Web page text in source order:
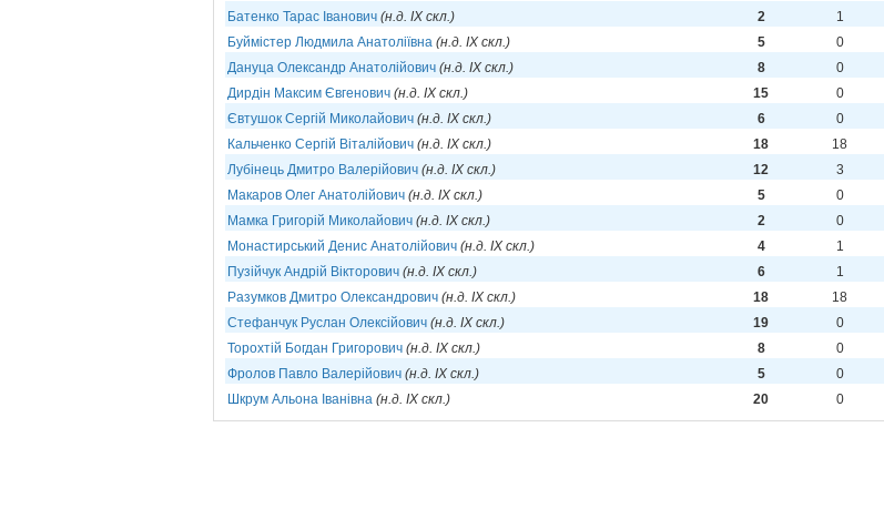
Батенко Тарас Іванович (н.д. IX скл.) 2 1
Буймістер Людмила Анатоліївна (н.д. IX скл.) 5 0
Дануца Олександр Анатолійович (н.д. IX скл.) 8 0
Дирдін Максим Євгенович (н.д. IX скл.) 15 0
Євтушок Сергій Миколайович (н.д. IX скл.) 6 0
Кальченко Сергій Віталійович (н.д. IX скл.) 18 18
Лубінець Дмитро Валерійович (н.д. IX скл.) 12 3
Макаров Олег Анатолійович (н.д. IX скл.) 5 0
Мамка Григорій Миколайович (н.д. IX скл.) 2 0
Монастирський Денис Анатолійович (н.д. IX скл.) 4 1
Пузійчук Андрій Вікторович (н.д. IX скл.) 6 1
Разумков Дмитро Олександрович (н.д. IX скл.) 18 18
Стефанчук Руслан Олексійович (н.д. IX скл.) 19 0
Торохтій Богдан Григорович (н.д. IX скл.) 8 0
Фролов Павло Валерійович (н.д. IX скл.) 5 0
Шкрум Альона Іванівна (н.д. IX скл.) 20 0